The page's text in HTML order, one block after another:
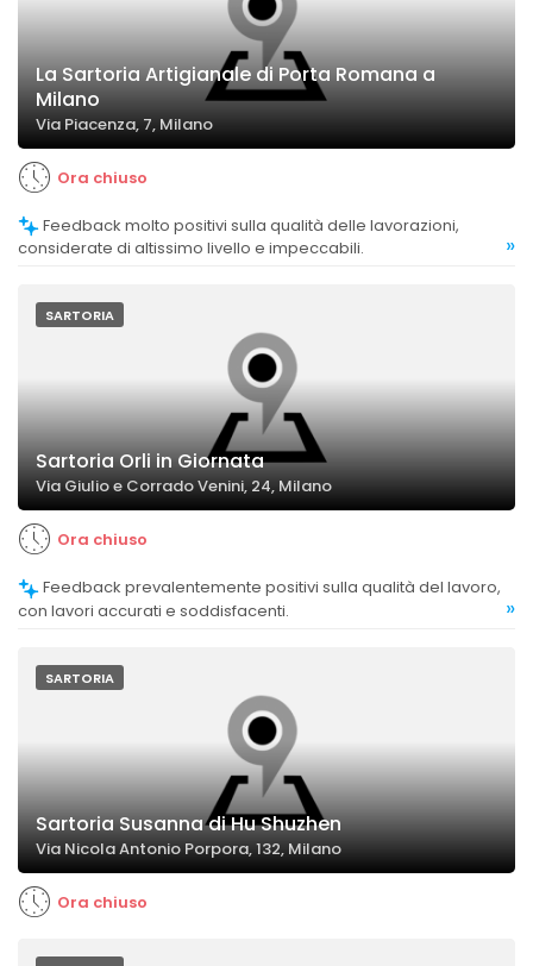
La Sartoria Artigianale di Porta Romana a
Milano
Via Piacenza, 7, Milano
Ora chiuso
considerate di altissimo livello e impeccabili.
»
SARTORIA
Sartoria Orli in Giornata
Via Giulio e Corrado Venini, 24, Milano
Ora chiuso
con lavori accurati e soddisfacenti.
»
SARTORIA
Sartoria Susanna di Hu Shuzhen
Via Nicola Antonio Porpora, 132, Milano
Ora chiuso